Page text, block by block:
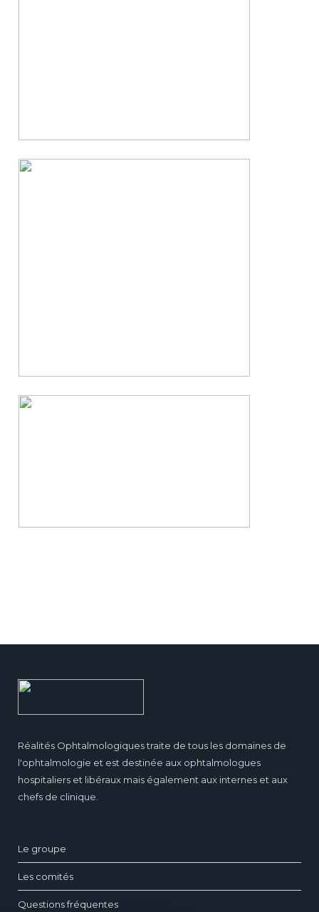
Réalités Ophtalmologiques traite de tous les domaines de
l'ophtalmologie et est destinée aux ophtalmologues
hospitaliers et libéraux mais également aux internes et aux
chefs de clinique.
Le groupe
Les comités
Questions fréquentes